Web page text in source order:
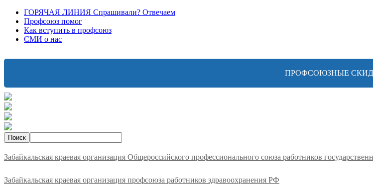
ГОРЯЧАЯ ЛИНИЯ Спрашивали? Отвечаем
Профсоюз помог
Как вступить в профсоюз
СМИ о нас
ПРОФСОЮЗНЫЕ
Забайкальская краевая организация Общероссийского профессионального союза работников
Забайкальская краевая организация профсоюза работников здравоохранения РФ